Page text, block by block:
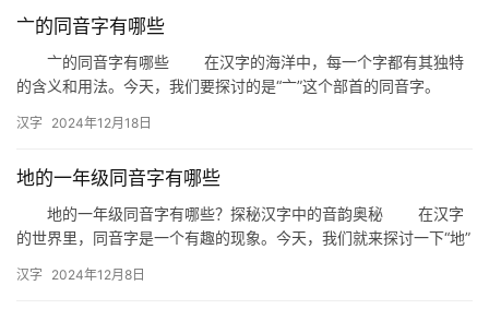
亠的同音字有哪些
亠的同音字有哪些 在汉字的海洋中，每一个字都有其独特
的含义和用法。今天，我们要探讨的是“亠”这个部首的同音字。
分…
汉字 2024年12月18日
地的一年级同音字有哪些
地的一年级同音字有哪些？探秘汉字中的音韵奥秘 在汉字
的世界里，同音字是一个有趣的现象。今天，我们就来探讨一下“地”
汉字 2024年12月8日